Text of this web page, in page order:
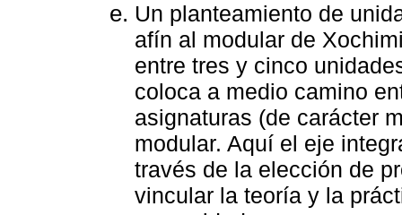
Un planteamiento de
afín al modular de
entre tres y cinco
coloca a medio camino
asignaturas (de carácter
modular. Aquí el eje
través de la elección de
vincular la teoría y la